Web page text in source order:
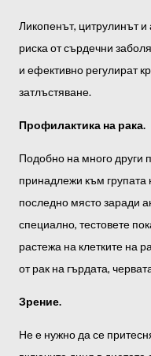
Ликопенът, цитрулинът
риска от сърдечни
и ефективно регулират
затлъстяване.
Профилактика на рака.
Подобно на много други
принадлежи към групата
последно място заради
специално, тестовете
растежа на клетките на
от рак на гърдата,
Зрение.
Не е нужно да се